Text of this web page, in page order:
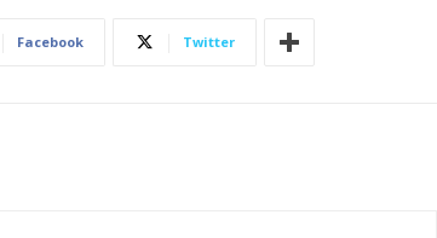
Facebook Twitter